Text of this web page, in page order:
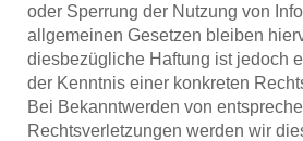
oder Sperrung der Nutzung von
allgemeinen Gesetzen bleiben
diesbezügliche Haftung ist jedoch
der Kenntnis einer konkreten
Bei Bekanntwerden von
Rechtsverletzungen werden wir